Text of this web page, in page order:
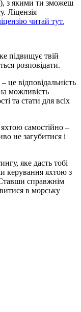
з якими ти зможеш
Ліцензія
читай тут.
підвищує твій
розповідати.
це відповідальність
можливість
та стати для всіх
самостійно –
не загубитися і
яке дасть тобі
керування яхтою з
справжнім
в морську